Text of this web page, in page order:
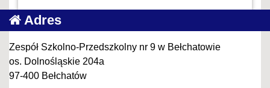
Adres
Zespół Szkolno-Przedszkolny nr 9 w Bełchatowie
os. Dolnośląskie 204a
97-400 Bełchatów